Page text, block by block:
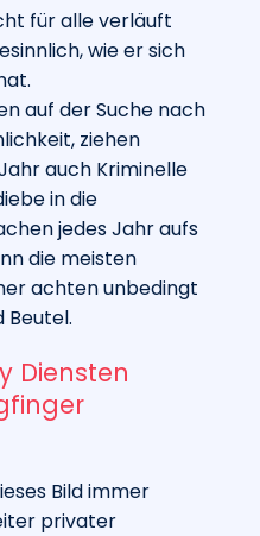
für alle verläuft
wie er sich
auf der Suche nach
ziehen
auch Kriminelle
in die
jedes Jahr aufs
die meisten
achten unbedingt
Beutel.
Diensten
Bild immer
privater